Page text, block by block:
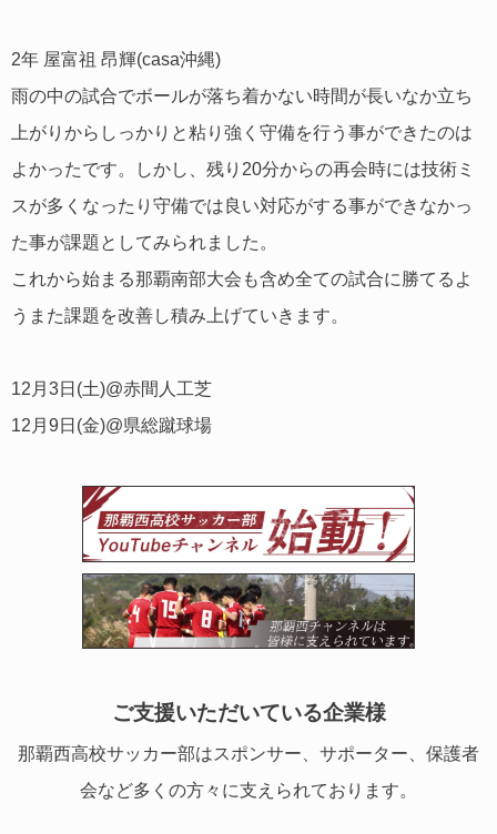
2年 屋富祖 昂輝(casa沖縄)
雨の中の試合でボールが落ち着かない時間が長いなか立ち
上がりからしっかりと粘り強く守備を行う事ができたのは
よかったです。しかし、残り20分からの再会時には技術ミ
スが多くなったり守備では良い対応がする事ができなかっ
た事が課題としてみられました。
これから始まる那覇南部大会も含め全ての試合に勝てるよ
うまた課題を改善し積み上げていきます。
12月3日(土)@赤間人工芝
12月9日(金)@県総蹴球場
ご支援いただいている企業様
那覇西高校サッカー部はスポンサー、サポーター、保護者
会など多くの方々に支えられております。